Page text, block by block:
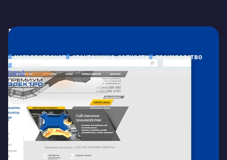
Премиум-Электро
металлопрокат спецтехника, запчасти
производство
средняя
[2014] в архиве